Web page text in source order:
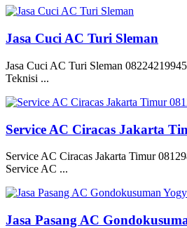
Jasa Cuci AC Turi Sleman
Jasa Cuci AC Turi Sleman
Teknisi ...
Service AC Ciracas Jakarta
Service AC Ciracas Jakarta Timur
Service AC ...
Jasa Pasang AC